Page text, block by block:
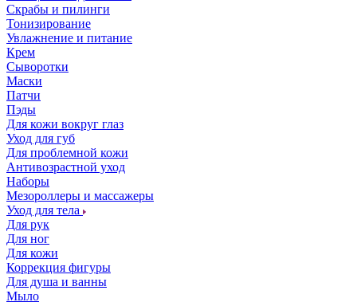
Скрабы и пилинги
Тонизирование
Увлажнение и питание
Крем
Сыворотки
Маски
Патчи
Пэды
Для кожи вокруг глаз
Уход для губ
Для проблемной кожи
Антивозрастной уход
Наборы
Мезороллеры и массажеры
Уход для тела
Для рук
Для ног
Для кожи
Коррекция фигуры
Для душа и ванны
Мыло